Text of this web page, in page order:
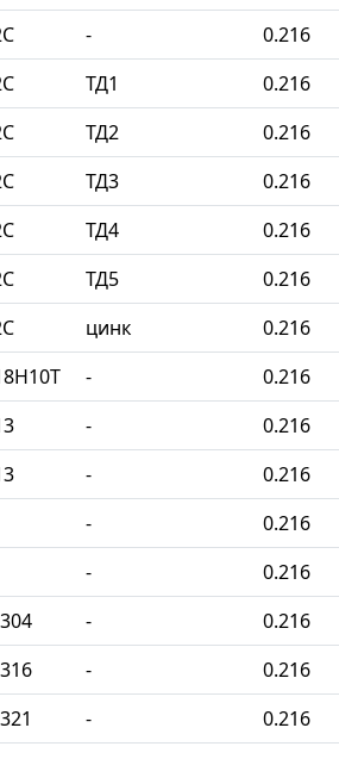
- 0.216
ТД1 0.216
ТД2 0.216
ТД3 0.216
ТД4 0.216
ТД5 0.216
цинк 0.216
- 0.216
- 0.216
- 0.216
- 0.216
- 0.216
- 0.216
- 0.216
- 0.216